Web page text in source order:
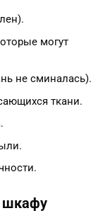
могут
не сминалась).
ткани.
шкафу